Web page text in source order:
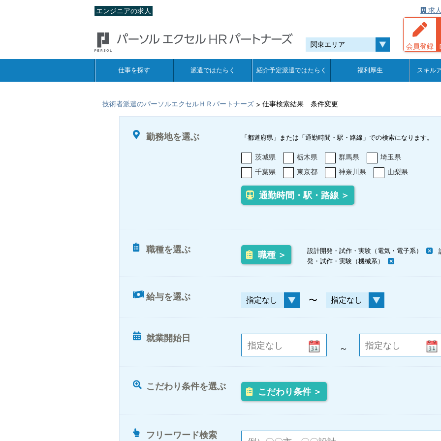
エンジニアの求人 求
会員登録
仕事を探す 派遣ではたらく 紹介予定派遣ではたらく 福利厚生 スキル
技術者派遣のパーソルエクセルＨＲパートナーズ > 仕事検索結果 条件変更
勤務地を選ぶ 「都道府県」または「通勤時間・駅・路線」での検索になります。
茨城県 栃木県 群馬県
埼玉県
千葉県
東京都 神奈川県 山梨県
通勤時間・駅・路線 ＞
職種を選ぶ
職種 ＞ 設計開発・試作・実験（電気・電子系）
発・試作・実験（機械系）
給与を選ぶ 〜
就業開始日
～
こだわり条件を選ぶ
こだわり条件 ＞
フリーワード検索